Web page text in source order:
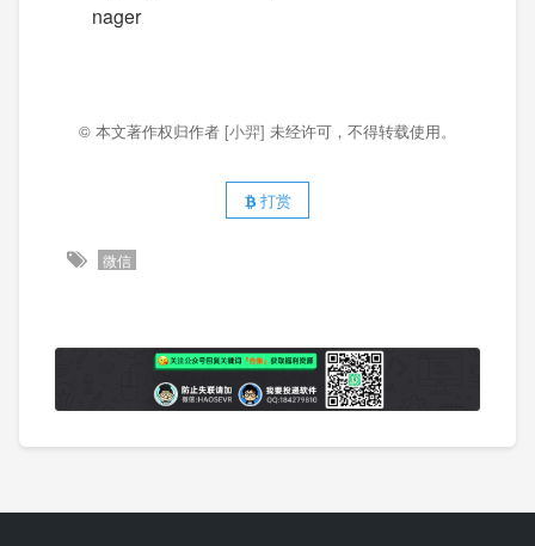
nager
© 本文著作权归作者 [小羿] 未经许可，不得转载使用。
打赏
微信